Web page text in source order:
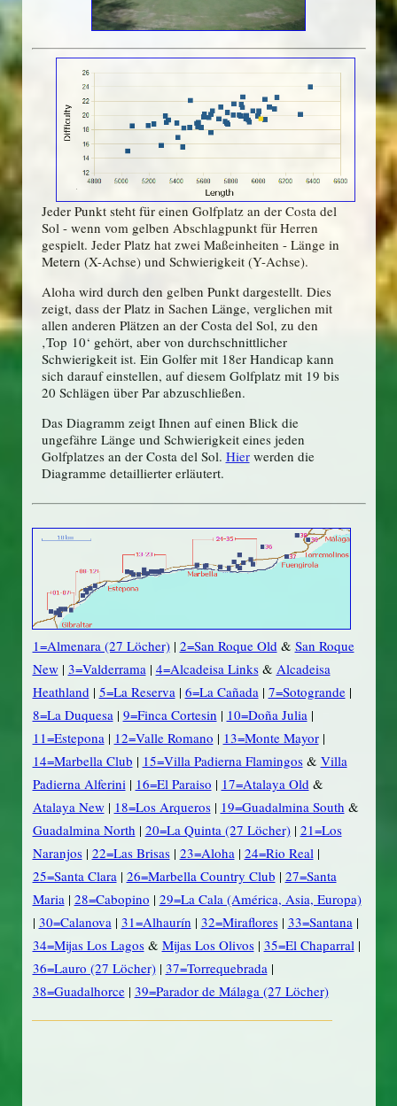
Jeder Punkt steht für einen Golfplatz an der Costa del
Sol - wenn vom gelben Abschlagpunkt für Herren
gespielt. Jeder Platz hat zwei Maßeinheiten - Länge in
Metern (X-Achse) und Schwierigkeit (Y-Achse).
Aloha wird durch den gelben Punkt dargestellt. Dies
zeigt, dass der Platz in Sachen Länge, verglichen mit
allen anderen Plätzen an der Costa del Sol, zu den
‚Top 10‘ gehört, aber von durchschnittlicher
Schwierigkeit ist. Ein Golfer mit 18er Handicap kann
sich darauf einstellen, auf diesem Golfplatz mit 19 bis
20 Schlägen über Par abzuschließen.
Das Diagramm zeigt Ihnen auf einen Blick die
ungefähre Länge und Schwierigkeit eines jeden
Golfplatzes an der Costa del Sol. Hierwerden die
Diagramme detaillierter erläutert.
1=Almenara (27 Löcher)| 2=San Roque Old & San Roque
New| 3=Valderrama | 4=Alcadeisa Links& Alcadeisa
Heathland | 5=La Reserva | 6=La Cañada | 7=Sotogrande|
8=La Duquesa | 9=Finca Cortesin | 10=Doña Julia |
11=Estepona | 12=Valle Romano | 13=Monte Mayor|
14=Marbella Club | 15=Villa Padierna Flamingos& Villa
Padierna Alferini | 16=El Paraiso | 17=Atalaya Old &
Atalaya New| 18=Los Arqueros| 19=Guadalmina South &
Guadalmina North | 20=La Quinta (27 Löcher)| 21=Los
Naranjos| 22=Las Brisas| 23=Aloha | 24=Rio Real |
25=Santa Clara | 26=Marbella Country Club | 27=Santa
Maria | 28=Cabopino | 29=La Cala (América, Asia, Europa)
| 30=Calanova | 31=Alhaurín | 32=Miraflores| 33=Santana |
34=Mijas Los Lagos& Mijas Los Olivos| 35=El Chaparral |
36=Lauro (27 Löcher)| 37=Torrequebrada |
38=Guadalhorce| 39=Parador de Málaga (27 Löcher)